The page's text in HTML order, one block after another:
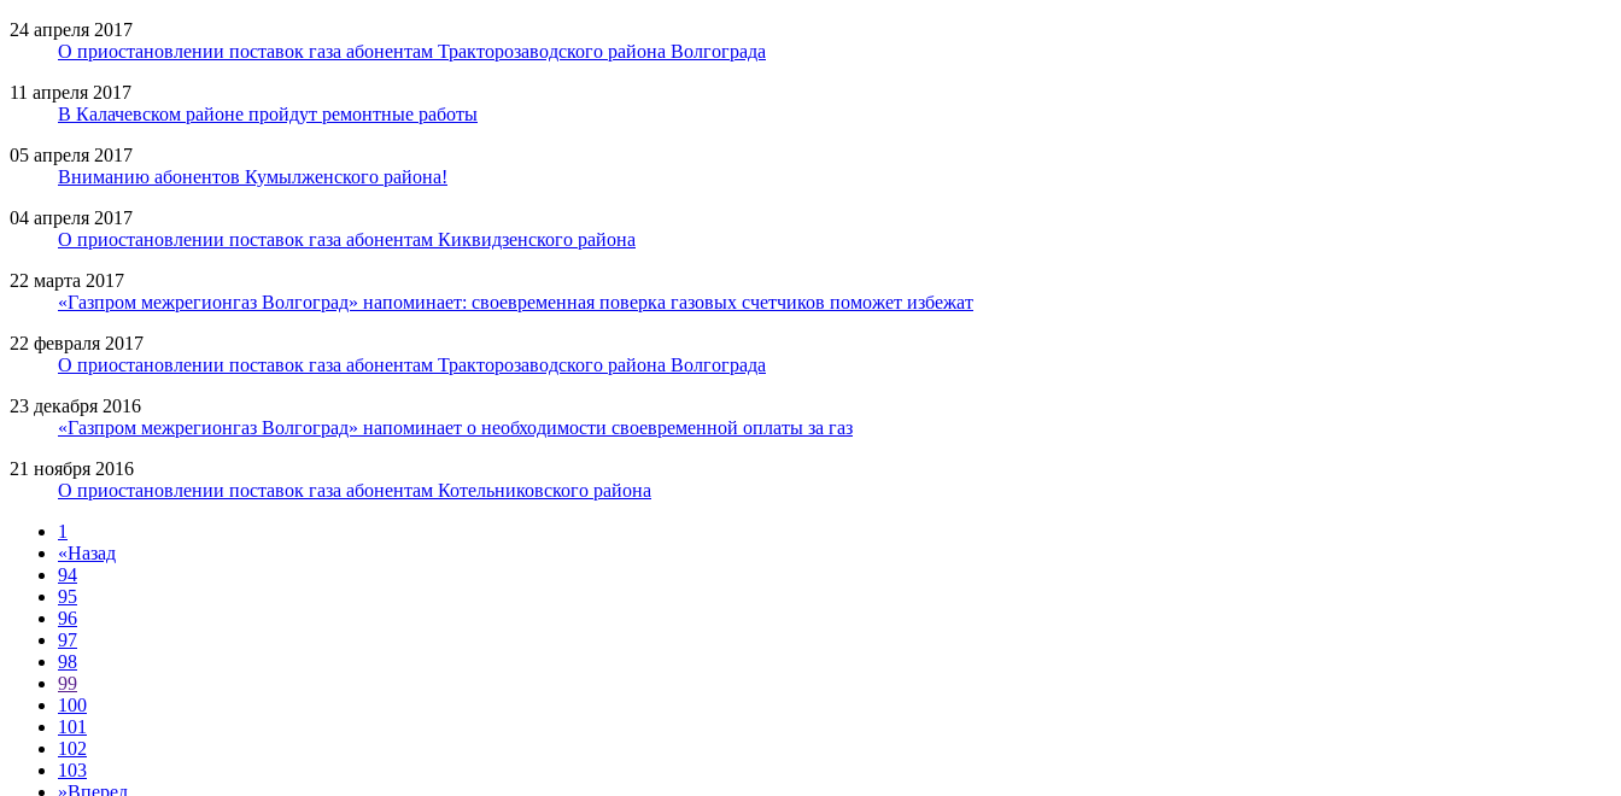
24 апреля 2017
О приостановлении поставок газа абонентам Тракторозаводского района Волгограда
11 апреля 2017
В Калачевском районе пройдут ремонтные работы
05 апреля 2017
Вниманию абонентов Кумылженского района!
04 апреля 2017
О приостановлении поставок газа абонентам Киквидзенского района
22 марта 2017
«Газпром межрегионгаз Волгоград» напоминает: своевременная поверка газовых счетчиков поможет избежат
22 февраля 2017
О приостановлении поставок газа абонентам Тракторозаводского района Волгограда
23 декабря 2016
«Газпром межрегионгаз Волгоград» напоминает о необходимости своевременной оплаты за газ
21 ноября 2016
О приостановлении поставок газа абонентам Котельниковского района
1
«Назад
94
95
96
97
98
99
100
101
102
103
»Вперед